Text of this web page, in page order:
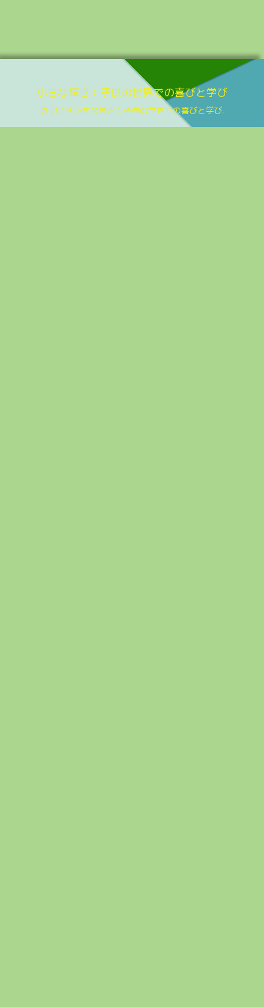
小さな輝き：子供の世界での喜びと学び
© 2019 小さな輝き：子供の世界での喜びと学び.